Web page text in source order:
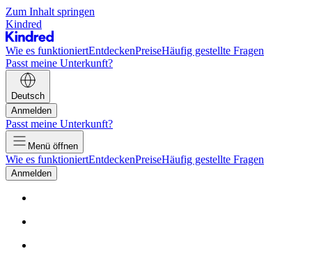
Zum Inhalt springen
Kindred
Wie es funktioniertEntdeckenPreiseHäufig gestellte Fragen
Passt meine Unterkunft?
Deutsch
Anmelden
Passt meine Unterkunft?
Menü öffnen
Wie es funktioniertEntdeckenPreiseHäufig gestellte Fragen
Anmelden